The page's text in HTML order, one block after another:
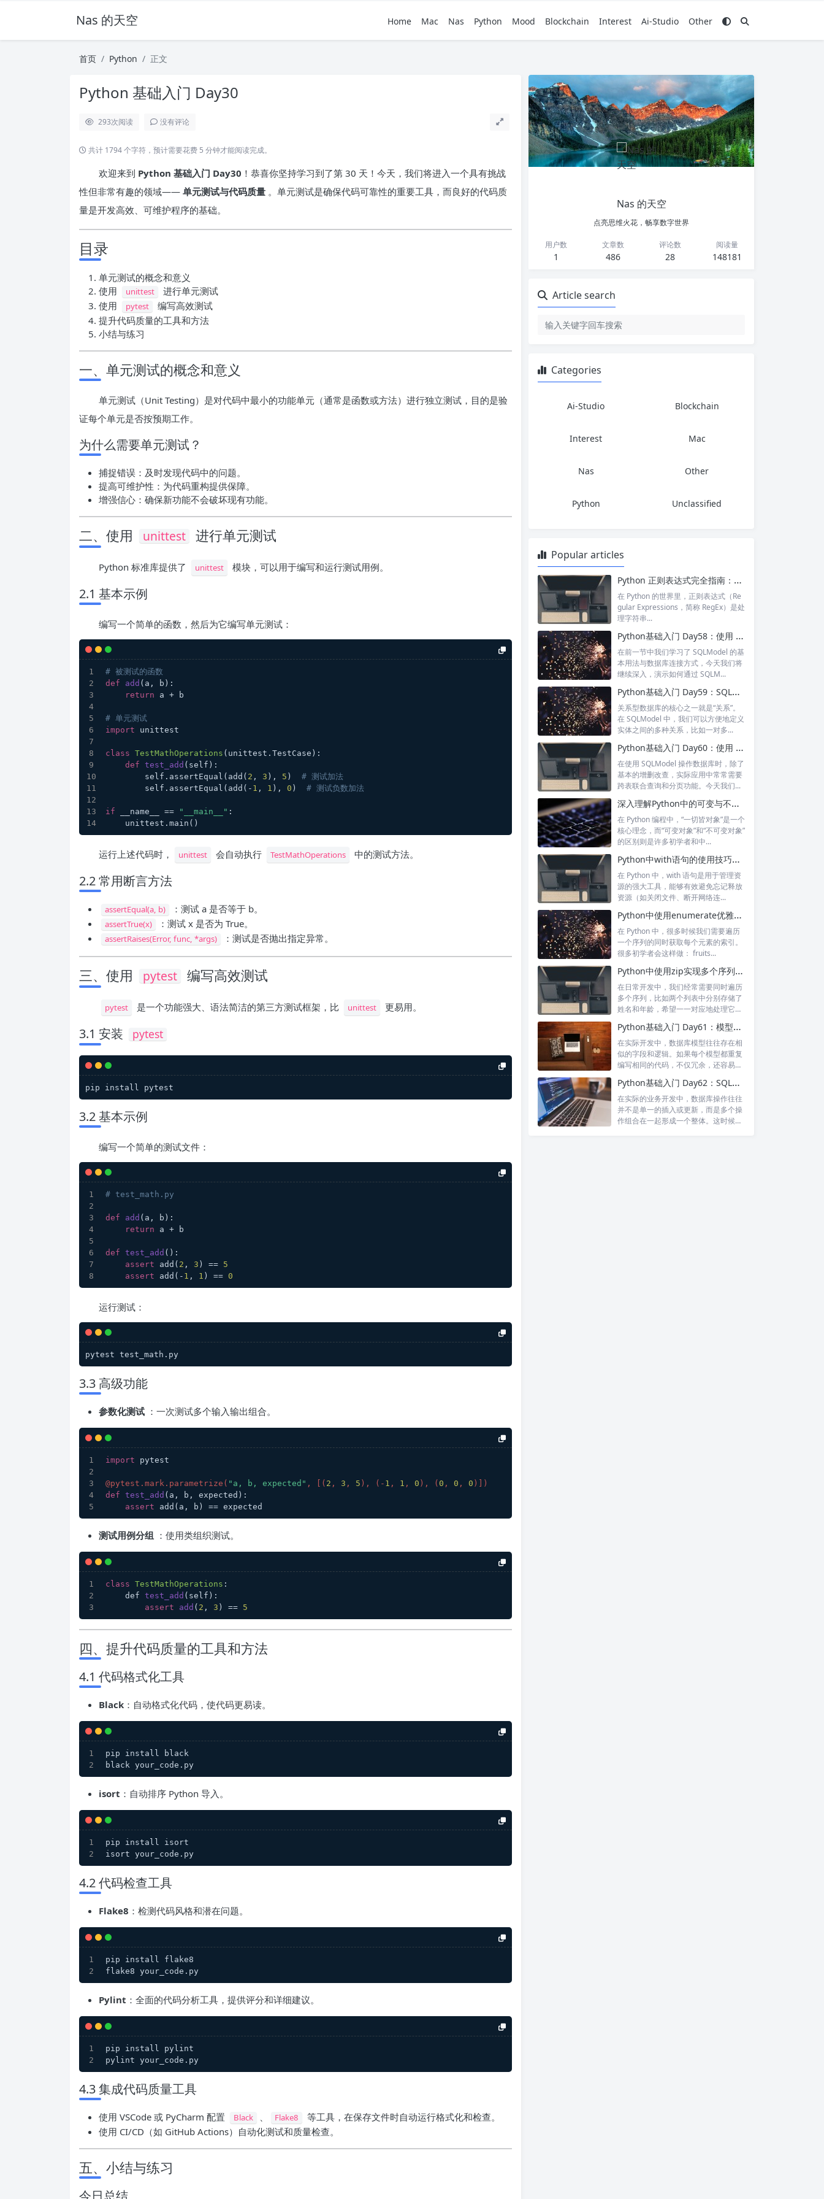
Nas 的天空 Home Mac Nas Python Mood Blockchain Interest Ai-Studio Other
首页 Python 正文
Python 基础入门 Day30
293次阅读 没有评论
共计 1794 个字符，预计需要花费 5 分钟才能阅读完成。
欢迎来到 Python 基础入门 Day30 ！恭喜你坚持学习到了第 30 天！今天，我们将进入一个具有挑战
性但非常有趣的领域—— 单元测试与代码质量 。单元测试是确保代码可靠性的重要工具，而良好的代码质
量是开发高效、可维护程序的基础。
目录
单元测试的概念和意义
使用
unittest
进行单元测试
使用
pytest
编写高效测试
提升代码质量的工具和方法
小结与练习
一、单元测试的概念和意义
单元测试（Unit Testing）是对代码中最小的功能单元（通常是函数或方法）进行独立测试，目的是验
证每个单元是否按预期工作。
为什么需要单元测试？
捕捉错误：及时发现代码中的问题。
提高可维护性：为代码重构提供保障。
增强信心：确保新功能不会破坏现有功能。
二、使用 unittest 进行单元测试
Python 标准库提供了 unittest 模块，可以用于编写和运行测试用例。
2.1 基本示例
编写一个简单的函数，然后为它编写单元测试：
# 被测试的函数
def
add ( a, b ):
return a + b
# 单元测试
import unittest
class TestMathOperations (unittest.TestCase):
def test_add ( self ):
        self.assertEqual(add(
2 , 3 ), 5 ) # 测试加法
        self.assertEqual(add(-
1 , 1 ), 0 ) # 测试负数加法
if __name__ == "__main__" :
    unittest.main()
运行上述代码时， unittest 会自动执行 TestMathOperations 中的测试方法。
2.2 常用断言方法
assertEqual(a, b) ：测试 a 是否等于 b。
assertTrue(x) ：测试 x 是否为 True。
assertRaises(Error, func, *args) ：测试是否抛出指定异常。
三、使用 pytest 编写高效测试
pytest 是一个功能强大、语法简洁的第三方测试框架，比 unittest 更易用。
3.1 安装 pytest
3.2 基本示例
编写一个简单的测试文件：
# test_math.py
def add ( a, b ):
return a + b
def test_add ():
assert add( 2 , 3 ) == 5
assert add(- 1 , 1 ) == 0
运行测试：
3.3 高级功能
参数化测试 ：一次测试多个输入输出组合。
import pytest
@pytest.mark.parametrize( "a, b, expected" , [( 2 , 3 , 5 ), ( - 1 , 1 , 0 ), ( 0 , 0 , 0 )]
)
def test_add ( a, b, expected ):
assert add(a, b) == expected
测试用例分组 ：使用类组织测试。
class TestMathOperations :
    def
test_add (self) :
assert
add ( 2 , 3 ) == 5
四、提升代码质量的工具和方法
4.1 代码格式化工具
Black ：自动格式化代码，使代码更易读。
pip install black
black your_code.py
isort ：自动排序 Python 导入。
pip install isort
isort your_code.py
4.2 代码检查工具
Flake8 ：检测代码风格和潜在问题。
pip install flake8
flake8 your_code.py
Pylint ：全面的代码分析工具，提供评分和详细建议。
pip install pylint
pylint your_code.py
4.3 集成代码质量工具
使用 VSCode 或 PyCharm 配置 Black 、 Flake8
等工具，在保存文件时自动运行格式化和检查。
使用 CI/CD（如 GitHub Actions）自动化测试和质量检查。
五、小结与练习
今日总结
Nas 的天空
点亮思维火花，畅享数字世界
用户数
1
文章数
486
评论数
28
阅读量
148181
Article search
Categories
Ai-Studio Blockchain
Interest Mac
Nas Other
Python Unclassified
Popular articles
Python 正则表达式完全指南：掌握复杂匹配，解锁高级数据处理能力 | 实战案例解析
在 Python 的世界里，正则表达式（Re
gular Expressions，简称 RegEx）是处
理字符串...
Python基础入门 Day58：使用 SQLModel 实现增删改查（CRUD）操作
在前一节中我们学习了 SQLModel 的基
本用法与数据库连接方式，今天我们将
继续深入，演示如何通过 SQLM...
Python基础入门 Day59：SQLModel 中的关系映射（Relationship）
关系型数据库的核心之一就是“关系”。
在 SQLModel 中，我们可以方便地定义
实体之间的多种关系，比如一对多...
Python基础入门 Day60：使用 SQLModel 实现联合查询与分页查询
在使用 SQLModel 操作数据库时，除了
基本的增删改查，实际应用中常常需要
跨表联合查询和分页功能。今天我们...
深入理解Python中的可变与不可变对象
在 Python 编程中，“一切皆对象”是一个
核心理念，而“可变对象”和“不可变对象”
的区别则是许多初学者和中...
Python中with语句的使用技巧与上下文管理器原理解析
在 Python 中，with 语句是用于管理资
源的强大工具，能够有效避免忘记释放
资源（如关闭文件、断开网络连...
Python中使用enumerate优雅地遍历序列及索引
在 Python 中，很多时候我们需要遍历
一个序列的同时获取每个元素的索引。
很多初学者会这样做： fruits...
Python中使用zip实现多个序列的同步遍历
在日常开发中，我们经常需要同时遍历
多个序列，比如两个列表中分别存储了
姓名和年龄，希望一一对应地处理它
Python基础入门 Day61：模型继承与通用查询封装
在实际开发中，数据库模型往往存在相
似的字段和逻辑。如果每个模型都重复
编写相同的代码，不仅冗余，还容易出
Python基础入门 Day62：SQLModel中的事务管理
在实际的业务开发中，数据库操作往往
并不是单一的插入或更新，而是多个操
作组合在一起形成一个整体。这时候如